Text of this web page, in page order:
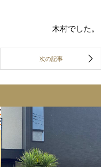
木村でした。